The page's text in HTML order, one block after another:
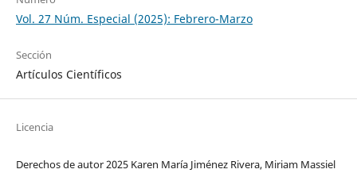
Vol. 27 Núm. Especial (2025): Febrero-Marzo
Sección
Artículos Científicos
Licencia
Derechos de autor 2025 Karen María Jiménez Rivera, Miriam Massiel